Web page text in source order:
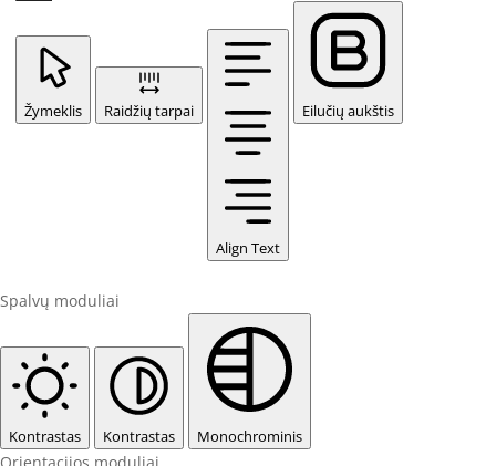
Žymeklis Raidžių tarpai
Align Text
Eilučių aukštis
Spalvų moduliai
Kontrastas Kontrastas Monochrominis